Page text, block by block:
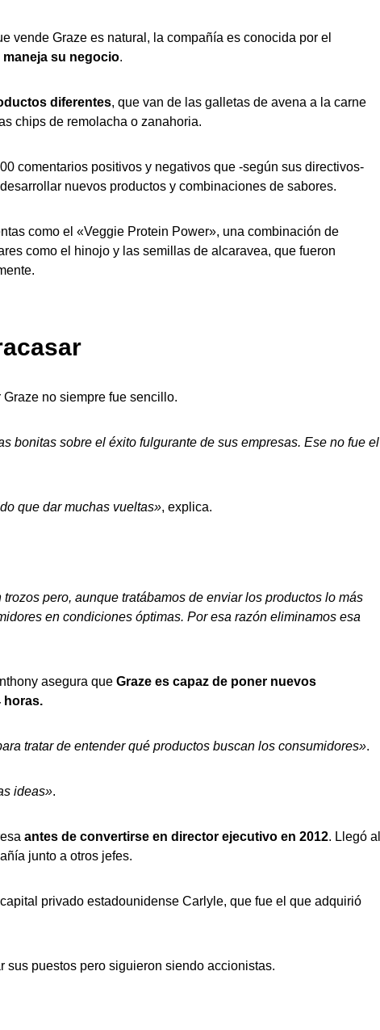
vende Graze es natural, la compañía es conocida por el
su negocio.
diferentes, que van de las galletas de avena a la carne
chips de remolacha o zanahoria.
comentarios positivos y negativos que -según sus directivos-
nuevos productos y combinaciones de sabores.
como el «Veggie Protein Power», una combinación de
como el hinojo y las semillas de alcaravea, que fueron
no siempre fue sencillo.
bonitas sobre el éxito fulgurante de sus empresas. Ese no fue el
que dar muchas vueltas», explica.
pero, aunque tratábamos de enviar los productos lo más
en condiciones óptimas. Por esa razón eliminamos esa
asegura que Graze es capaz de poner nuevos
horas.
tratar de entender qué productos buscan los consumidores».
ideas».
antes de convertirse en director ejecutivo en 2012. Llegó al
junto a otros jefes.
privado estadounidense Carlyle, que fue el que adquirió
sus puestos pero siguieron siendo accionistas.